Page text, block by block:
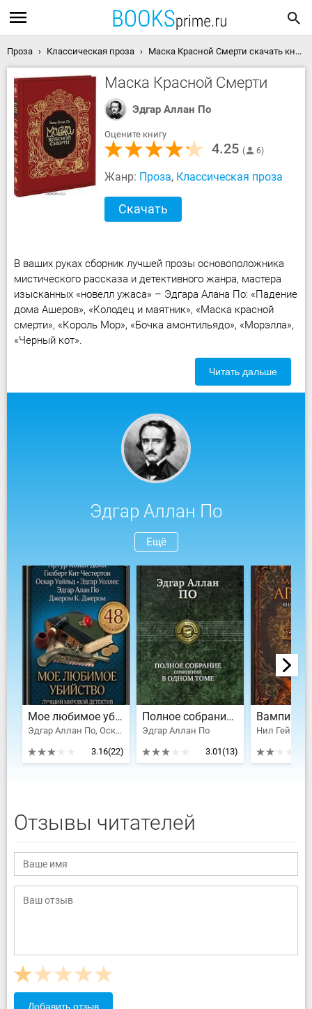
Проза Классическая проза Маска Красной Смерти скачать книгу
Маска Красной Смерти
Эдгар Аллан По
Оцените книгу
4.25 6
Жанр: Проза, Классическая проза
Скачать
В ваших руках сборник лучшей прозы основоположника
мистического рассказа и детективного жанра, мастера
изысканных «новелл ужаса» – Эдгара Алана По: «Падение
дома Ашеров», «Колодец и маятник», «Маска красной
смерти», «Король Мор», «Бочка амонтильядо», «Морэлла»,
«Черный кот».
Читать дальше
Эдгар Аллан По
Ещё
Мое любимое убийство. Лучший мировой детектив
Эдгар Аллан По, Оскар Уайльд, Твен Марк, Киплинг Редьярд Джозеф, Джером Клапка Джером, Честертон Гилберт Кийт, Конан Дойл Артур Игнатиус, Джек Лондон
3.16(22)
Полное собрание сочинений в одном томе
Эдгар Аллан По
3.01(13)
Отзывы читателей
Добавить отзыв